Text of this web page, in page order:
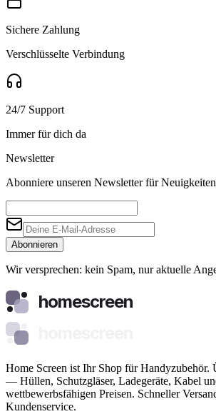
Sichere Zahlung
Verschlüsselte Verbindung
24/7 Support
Immer für dich da
Newsletter
Abonniere unseren Newsletter für
Abonnieren
Wir versprechen: kein Spam, nur aktuelle
homescreen
Home Screen ist Ihr Shop für Handyzubehör.
— Hüllen, Schutzgläser, Ladegeräte, Kabel
wettbewerbsfähigen Preisen. Schneller
Kundenservice.